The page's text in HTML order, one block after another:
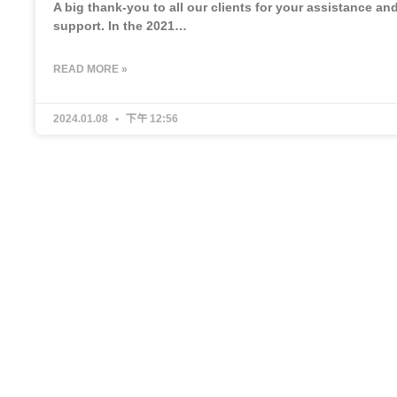
A big thank-you to all our clients for your assistance
support. In the 2021…
READ MORE »
2024.01.08 下午 12:56